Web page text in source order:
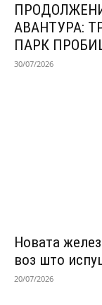
АВАНТУРА:
ПАРК
30/07/2026
Новата
воз што
20/07/2026